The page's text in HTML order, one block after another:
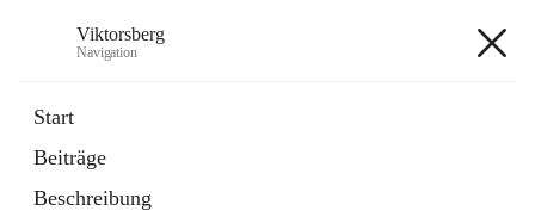
Viktorsberg
Navigation
Start
Beiträge
Beschreibung
1 Schnellzugriff